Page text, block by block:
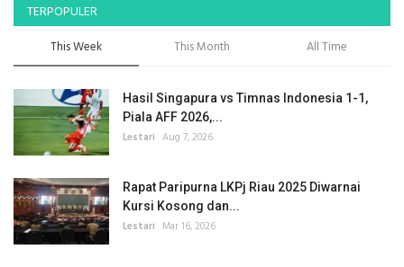
TERPOPULER
This Week This Month All Time
Hasil Singapura vs Timnas Indonesia 1-1,
Piala AFF 2026,...
Lestari Aug 7, 2026
Rapat Paripurna LKPj Riau 2025 Diwarnai
Kursi Kosong dan...
Lestari Mar 16, 2026